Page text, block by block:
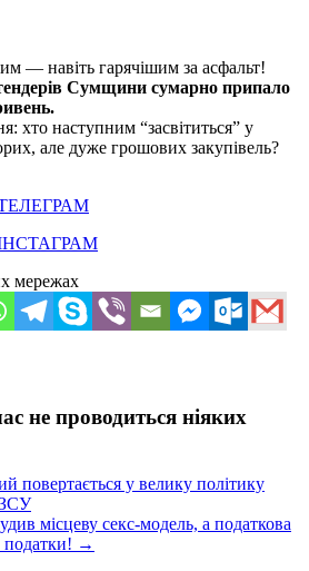
— навіть гарячішим за асфальт!
Сумщини сумарно припало
хто наступним “засвітиться” у
але дуже грошових закупівель?
мережах
не проводиться ніяких
повертається у велику політику
місцеву секс-модель, а податкова
податки! →